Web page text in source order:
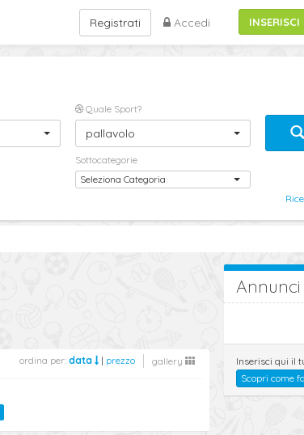
Accedi
Registrati
Quale Sport?
pallavolo
Sottocategorie
Seleziona Categoria
ordina per: data | prezzo gallery
Annunci
Inserisci qui il
Scopri come